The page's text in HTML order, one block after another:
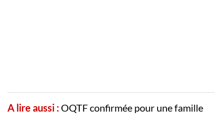
A lire aussi : OQTF confirmée pour une famille